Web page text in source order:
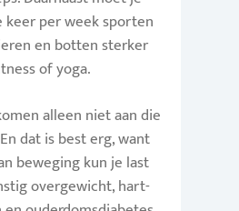
keer per week sporten
en botten sterker
of yoga.
alleen niet aan die
dat is best erg, want
beweging kun je last
overgewicht, hart-